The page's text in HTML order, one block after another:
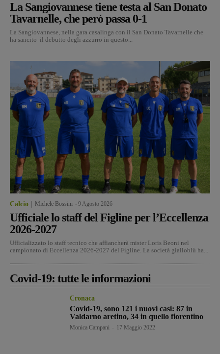
La Sangiovannese tiene testa al San Donato
Tavarnelle, che però passa 0-1
La Sangiovannese, nella gara casalinga con il San Donato Tavarnelle che
ha sancito il debutto degli azzurro in questo...
Calcio Michele Bossini 9 Agosto 2026
Ufficiale lo staff del Figline per l’Eccellenza
2026-2027
Ufficializzato lo staff tecnico che affiancherà mister Loris Beoni nel
campionato di Eccellenza 2026-2027 del Figline. La società gialloblù ha...
Covid-19: tutte le informazioni
Cronaca
Covid-19, sono 121 i nuovi casi: 87 in
Valdarno aretino, 34 in quello fiorentino
Monica Campani 17 Maggio 2022